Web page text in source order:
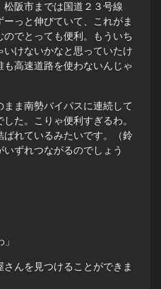
松阪市までは国道２３号線
ーっと伸びていて、これがま
でとっても便利。もういち
けないかなと思っていたけ
高速道路を使わないんじゃ
ま南勢バイパスに連続して
た。こりゃ便利すぎるわ。
れているみたいです。（鈴
ずれつながるのでしょう
んを見つけることができま